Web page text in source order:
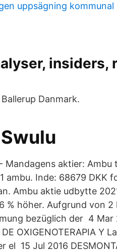
uppsägning kommunal
insiders,
Danmark.
Mandagens aktier:
Inde: 68679 DKK
Ambu aktie udbytte
% höher. Aufgrund von
bezüglich der 4 Mar
OXIGENOTERAPIA Y
el 15 Jul 2016